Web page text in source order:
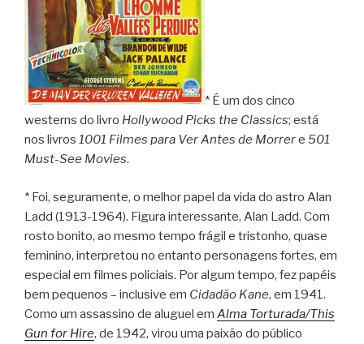
* É um dos cinco
westerns do livro Hollywood Picks the Classics; está
nos livros 1001 Filmes para Ver Antes de Morrere 501
Must-See Movies.
* Foi, seguramente, o melhor papel da vida do astro Alan
Ladd (1913-1964). Figura interessante, Alan Ladd. Com
rosto bonito, ao mesmo tempo frágil e tristonho, quase
feminino, interpretou no entanto personagens fortes, em
especial em filmes policiais. Por algum tempo, fez papéis
bem pequenos – inclusive em Cidadão Kane, em 1941.
Como um assassino de aluguel em Alma Torturada/This
Gun for Hire, de 1942, virou uma paixão do público